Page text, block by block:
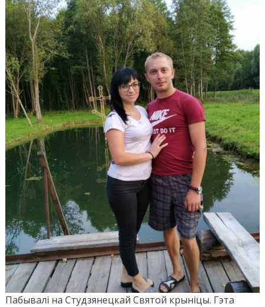
Пабывалі на Студзянецкай Святой крыніцы. Гэта